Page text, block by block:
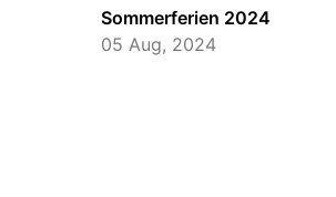
Sommerferien 2024
05 Aug, 2024